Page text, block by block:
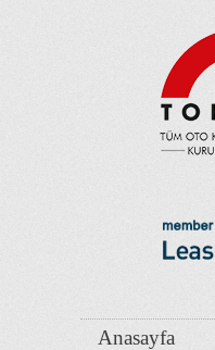
Anasayfa